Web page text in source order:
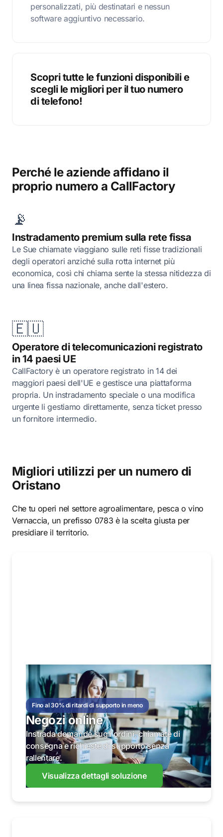
personalizzati, più destinatari e nessun
software aggiuntivo necessario.
Scopri tutte le funzioni disponibili e
scegli le migliori per il tuo numero
di telefono!
Perché le aziende affidano il
proprio numero a CallFactory
📡
Instradamento premium sulla rete fissa
Le Sue chiamate viaggiano sulle reti fisse tradizionali
degli operatori anziché sulla rotta internet più
economica, così chi chiama sente la stessa nitidezza di
una linea fissa nazionale, anche dall'estero.
🇪🇺
Operatore di telecomunicazioni registrato
in 14 paesi UE
CallFactory è un operatore registrato in 14 dei
maggiori paesi dell'UE e gestisce una piattaforma
propria. Un instradamento speciale o una modifica
urgente li gestiamo direttamente, senza ticket presso
un fornitore intermedio.
Migliori utilizzi per un numero di
Oristano
Che tu operi nel settore agroalimentare, pesca o vino
Vernaccia, un prefisso 0783 è la scelta giusta per
presidiare il territorio.
Fino al 30% di ritardi di supporto in meno
Negozi online
Instrada domande sugli ordini, chiamate di
consegna e richieste di supporto senza
rallentare.
Visualizza dettagli soluzione